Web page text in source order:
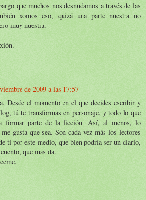
que muchos nos desnudamos a través de las
somos eso, quizá una parte nuestra no
muy nuestra.
de 2009 a las 17:57
Desde el momento en el que decides escribir y
tú te transformas en personaje, y todo lo que
formar parte de la ficción. Así, al menos, lo
gusta que sea. Son cada vez más los lectores
ti por este medio, que bien podría ser un diario,
qué más da.